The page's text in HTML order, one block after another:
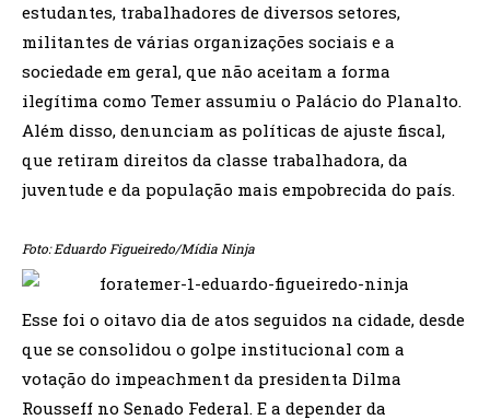
estudantes, trabalhadores de diversos setores,
militantes de várias organizações sociais e a
sociedade em geral, que não aceitam a forma
ilegítima como Temer assumiu o Palácio do Planalto.
Além disso, denunciam as políticas de ajuste fiscal,
que retiram direitos da classe trabalhadora, da
juventude e da população mais empobrecida do país.
Foto: Eduardo Figueiredo/Mídia Ninja
Esse foi o oitavo dia de atos seguidos na cidade, desde
que se consolidou o golpe institucional com a
votação do impeachment da presidenta Dilma
Rousseff no Senado Federal. E a depender da